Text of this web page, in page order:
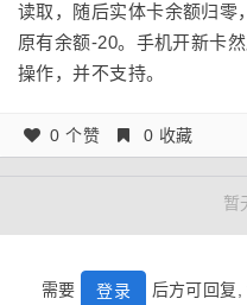
读取，随后实体卡余额归零
原有余额-20。手机开新卡
操作，并不支持。
0 个赞 0 收藏
暂
需要 登录 后方可回复